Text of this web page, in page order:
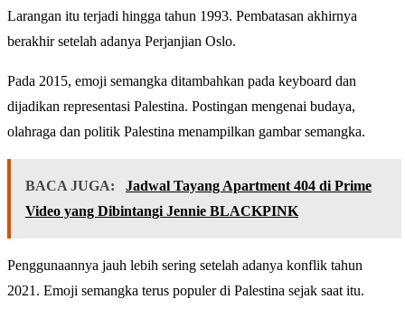
Larangan itu terjadi hingga tahun 1993. Pembatasan akhirnya
berakhir setelah adanya Perjanjian Oslo.
Pada 2015, emoji semangka ditambahkan pada keyboard dan
dijadikan representasi Palestina. Postingan mengenai budaya,
olahraga dan politik Palestina menampilkan gambar semangka.
BACA JUGA:
Jadwal Tayang Apartment 404 di Prime
Video yang Dibintangi Jennie BLACKPINK
Penggunaannya jauh lebih sering setelah adanya konflik tahun
2021. Emoji semangka terus populer di Palestina sejak saat itu.